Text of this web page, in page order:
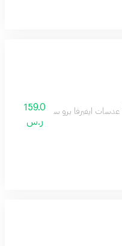
عدسات ايفيرفا برو سيليكون هيدروجيل
159.0
ر.س